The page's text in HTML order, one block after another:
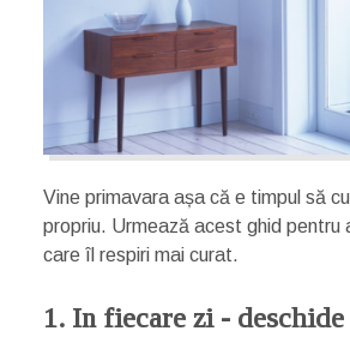
Vine primavara așa că e timpul să
propriu. Urmează acest ghid pentru
care îl respiri mai curat.
1. In fiecare zi - deschide